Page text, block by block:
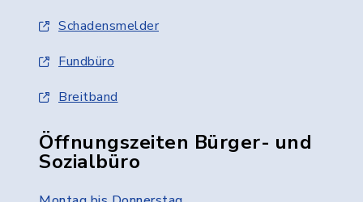
Schadensmelder
Fundbüro
Breitband
Öffnungszeiten Bürger- und
Sozialbüro